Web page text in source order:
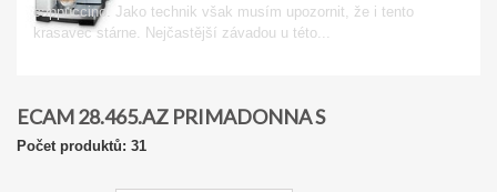
cappuccino. Jako technik však musím upozornit, že i tento
krasavec stárne. Nejčastější závadou u této...
ECAM 28.465.AZ PRIMADONNA S
Počet produktů: 31